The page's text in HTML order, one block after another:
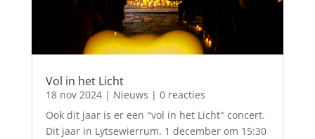
Vol in het Licht
18 nov 2024| Nieuws | 0 reacties
Ook dit jaar is er een "vol in het Licht" concert.
Dit jaar in Lytsewierrum. 1 december om 15:30